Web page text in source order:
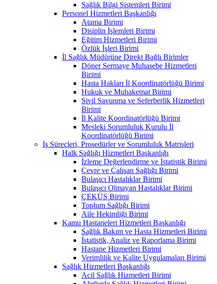
Sağlık Bilgi Sistemleri Birimi
Personel Hizmetleri Başkanlığı
Atama Birimi
Disiplin İşlemleri Birimi
Eğitim Hizmetleri Birimi
Özlük İşleri Birimi
İl Sağlık Müdürüne Direkt Bağlı Birimler
Döner Sermaye Muhasebe Hizmetleri
Birimi
Hasta Hakları İl Koordinatörlüğü Birimi
Hukuk ve Muhakemat Birimi
Sivil Savunma ve Seferberlik Hizmetleri
Birimi
İl Kalite Koordinatörlüğü Birimi
Mesleki Sorumluluk Kurulu İl
Koordinatörlüğü Birimi
İş Süreçleri, Prosedürler ve Sorumluluk Matrisleri
Halk Sağlığı Hizmetleri Başkanlığı
İzleme Değerlendirme ve İstatistik Birimi
Çevre ve Çalışan Sağlığı Birimi
Bulaşıcı Hastalıklar Birimi
Bulaşıcı Olmayan Hastalıklar Birimi
ÇEKÜS Birimi
Toplum Sağlığı Birimi
Aile Hekimliği Birimi
Kamu Hastaneleri Hizmetleri Başkanlığı
Sağlık Bakım ve Hasta Hizmetleri Birimi
İstatistik, Analiz ve Raporlama Birimi
Hastane Hizmetleri Birimi
Verimlilik ve Kalite Uygulamaları Birimi
Sağlık Hizmetleri Başkanlığı
Acil Sağlık Hizmetleri Birimi